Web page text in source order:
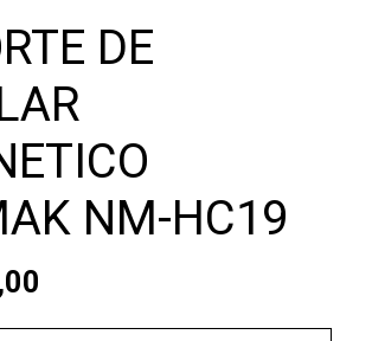
DE
NM-HC19